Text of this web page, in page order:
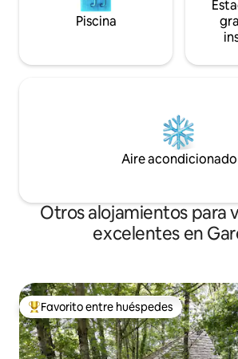
Piscina
Aire acondicionado
Otros alojamientos para
excelentes en
Favorito entre huéspedes preferido
Favorito entre huéspedes